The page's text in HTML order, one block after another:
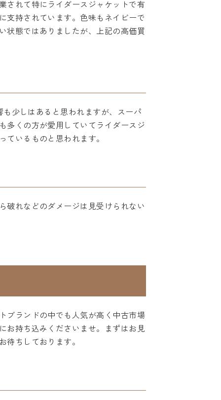
されて特にライダースジャケットで有
支持されています。色味もネイビーで
状態ではありましたが、上記の高価買
少しはあると思われますが、スーパ
多くの方が愛用していてライダースジ
いるものと思われます。
破れなどのダメージは見受けられない
ブランドの中でも人気が高く中古市場
お持ち込みくださいませ。まずはお見
ちしております。